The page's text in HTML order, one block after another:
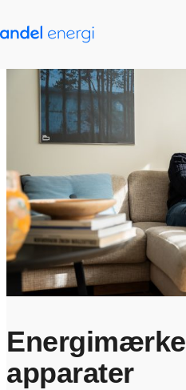
apparater